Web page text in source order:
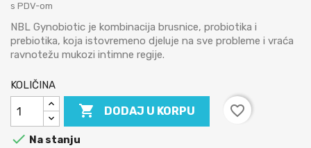
s PDV-om
NBL Gynobiotic je kombinacija brusnice, probiotika i
prebiotika, koja istovremeno djeluje na sve probleme i vraća
ravnotežu mukozi intimne regije.
KOLIČINA
 DODAJ U KORPU
favorite_border
 Na stanju